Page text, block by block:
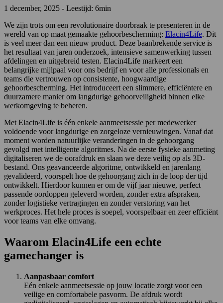
1 december, 2025 - Leestijd: 6min
We zijn trots om een revolutionaire doorbraak te presenteren in de
wereld van op maat gemaakte gehoorbescherming: Elacin4Life. Dit
is veel meer dan een nieuw product. Deze baanbrekende service is
het resultaat van jaren onderzoek, intensieve samenwerking tussen
afdelingen en uitgebreid testen. Elacin4Life markeert een
belangrijke mijlpaal voor ons bedrijf en voor alle professionals en
teams die vertrouwen op consistente, hoogwaardige
gehoorbescherming. Het introduceert een slimmere, efficiëntere en
duurzamere manier om langdurige gehoorveiligheid binnen elke
werkomgeving te beheren.
Met Elacin4Life is één enkele aanmeetsessie per medewerker
voldoende voor langdurige en zorgeloze vernieuwingen. Vanaf dat
moment worden natuurlijke veranderingen in de gehoorgang
gevolgd met intelligente algoritmes. Na de eerste fysieke aanmeting
digitaliseren we de oorafdruk en slaan we deze veilig op als 3D-
bestand. Ons geavanceerde algoritme, ontwikkeld en jarenlang
gevalideerd, voorspelt hoe de gehoorgang zich in de loop der tijd
ontwikkelt. Hierdoor kunnen er om de vijf jaar nieuwe, perfect
passende oordoppen geleverd worden, zonder extra afspraken,
zonder logistieke vertragingen en zonder verstoring van het
werkproces. Het hele proces is soepel, voorspelbaar en zeer efficiënt
voor teams van elke omvang.
Waarom Elacin4Life een echte
gamechanger is
Aanpasbaar comfort
Eén enkele aanmeetsessie op jouw locatie zorgt voor een
veilige en comfortabele pasvorm. De afdruk wordt